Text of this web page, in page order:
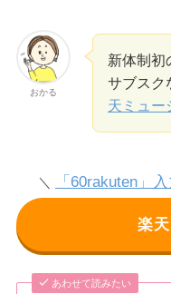
おかる
新体制初
サブスク
天ミュー
＼ 「60rakuten」
楽
あわせて読みたい